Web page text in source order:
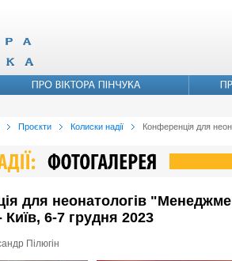
Проєкти Колиски надії
Конференція для
для неонатологів
Київ, 6-7 грудня 2023
Пілюгін